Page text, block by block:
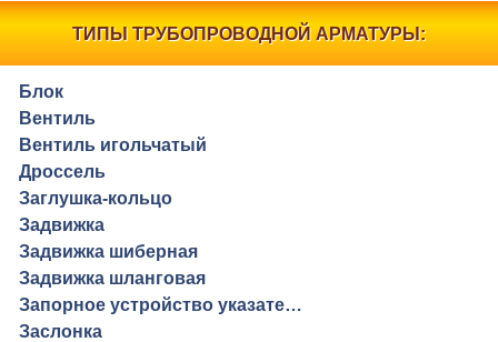
ТИПЫ ТРУБОПРОВОДНОЙ АРМАТУРЫ:
Блок
Вентиль
Вентиль игольчатый
Дроссель
Заглушка-кольцо
Задвижка
Задвижка шиберная
Задвижка шланговая
Запорное устройство указателя уровня
Заслонка